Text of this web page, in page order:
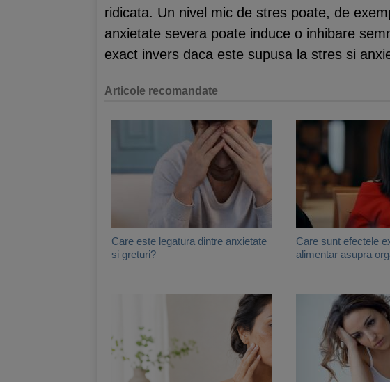
ridicata. Un nivel mic de stres poate, de
anxietate severa poate induce o inhibare
exact invers daca este supusa la stres si
Articole recomandate
Care este legatura dintre anxietate
si greturi?
Care sunt efectele
alimentar asupra